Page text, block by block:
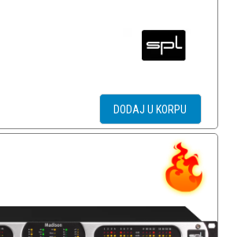
DODAJ U KORPU